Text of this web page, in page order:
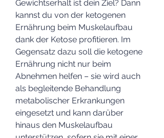
Gewichtserhalt ist dein Ziel? Dann
kannst du von der ketogenen
Ernährung beim Muskelaufbau
dank der Ketose profitieren. Im
Gegensatz dazu soll die ketogene
Ernährung nicht nur beim
Abnehmen helfen – sie wird auch
als begleitende Behandlung
metabolischer Erkrankungen
eingesetzt und kann darüber
hinaus den Muskelaufbau